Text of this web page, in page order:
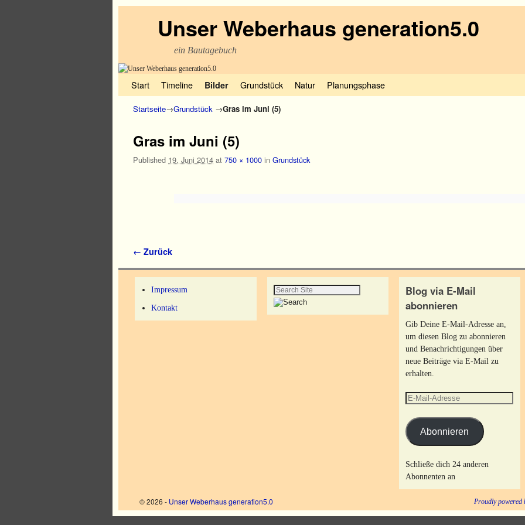
Unser Weberhaus generation5.0
ein Bautagebuch
Start Timeline Bilder Grundstück Natur Planungsphase
Startseite→Grundstück →Gras im Juni (5)
Gras im Juni (5)
Published 19. Juni 2014 at 750 × 1000 in Grundstück
Bilder-Navigation
← Zurück
Impressum
Kontakt
Blog via E-Mail
abonnieren
Gib Deine E-Mail-Adresse an,
um diesen Blog zu abonnieren
und Benachrichtigungen über
neue Beiträge via E-Mail zu
erhalten.
Abonnieren
Schließe dich 24 anderen
Abonnenten an
© 2026 - Unser Weberhaus generation5.0 Proudly powered